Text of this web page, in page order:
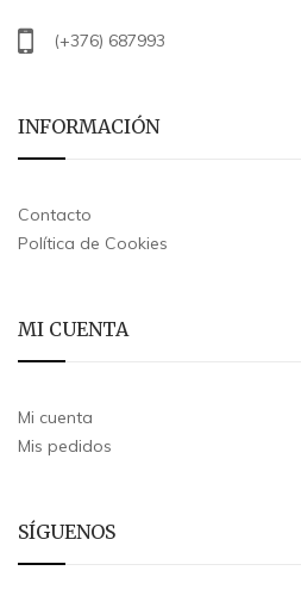
(+376) 687993
INFORMACIÓN
Contacto
Política de Cookies
MI CUENTA
Mi cuenta
Mis pedidos
SÍGUENOS